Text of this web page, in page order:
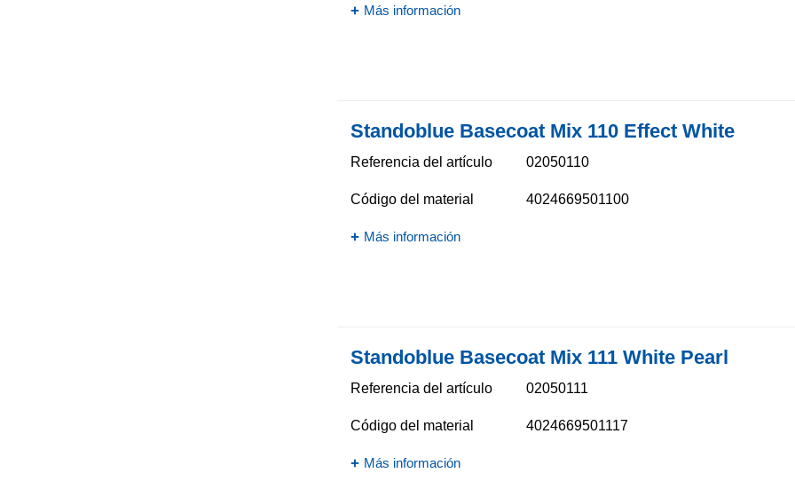
Más información
Standoblue Basecoat Mix 110 Effect White
Referencia del artículo 02050110
Código del material 4024669501100
Más información
Standoblue Basecoat Mix 111 White Pearl
Referencia del artículo 02050111
Código del material 4024669501117
Más información